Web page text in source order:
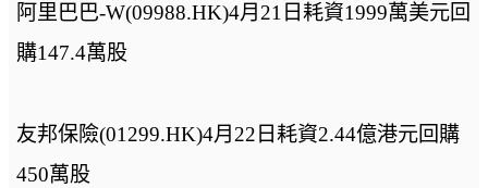
阿里巴巴-W(09988.HK)4月21日耗資1999萬美元回
購147.4萬股
友邦保險(01299.HK)4月22日耗資2.44億港元回購
450萬股